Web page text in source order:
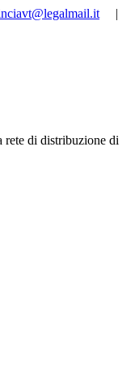
|
rete di distribuzione di